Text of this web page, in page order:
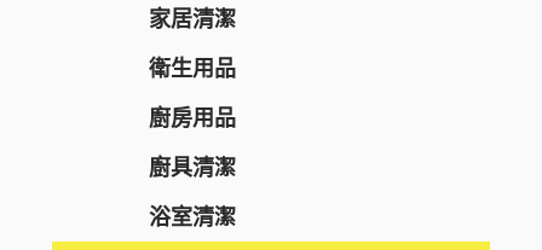
REPLICA NOTES
MQURE
KNOWLEDGE
Nake
CONCRED
維他命
美肌保健
纖體塑身
運動營養補充
腸道健康
化妝工具及配件
洗顏潔面
面部護理
面膜
防曬
家居清潔
衛生用品
廚房用品
廚具清潔
浴室清潔